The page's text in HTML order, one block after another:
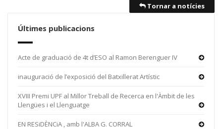
Tornar a notícies
Últimes publicacions
Acte de graduació de 4t d’ESO al Ramon Berenguer IV
inauguració de l’exposició del Batxillerat Artístic
XVIII Premi UPF al Millor Treball de Recerca en l'Àmbit de les
Llengües i el Llenguatge
EN RESiDÈNCiA , amb l'ALBA G. CORRAL